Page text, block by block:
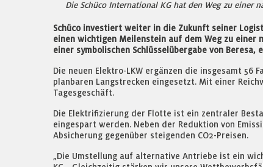
Die Schüco International KG hat den Weg zu einer
Schüco investiert weiter in die Zukunft seiner
einen wichtigen Meilenstein auf dem Weg zu einer
einer symbolischen Schlüsselübergabe von
Die neuen Elektro-LKW ergänzen die insgesamt
planbaren Langstrecken eingesetzt. Mit einer
Tagesgeschäft.
Die Elektrifizierung der Flotte ist ein zentraler
eingespart werden. Neben der Reduktion von
Absicherung gegenüber steigenden CO2-Preisen.
„Die Umstellung auf alternative Antriebe ist ein